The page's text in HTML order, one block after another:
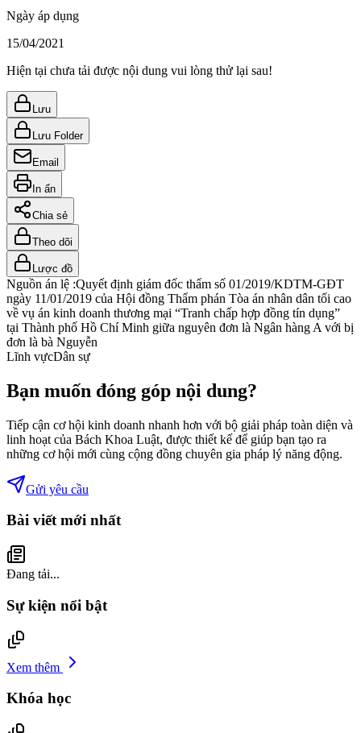
Ngày áp dụng
15/04/2021
Hiện tại chưa tải được nội dung vui lòng thử lại sau!
Lưu
Lưu Folder
Email
In ấn
Chia sẻ
Theo dõi
Lược đồ
Nguồn án lệ :Quyết định giám đốc thẩm số 01/2019/KDTM-GĐT
ngày 11/01/2019 của Hội đồng Thẩm phán Tòa án nhân dân tối cao
về vụ án kinh doanh thương mại “Tranh chấp hợp đồng tín dụng”
tại Thành phố Hồ Chí Minh giữa nguyên đơn là Ngân hàng A với bị
đơn là bà Nguyễn
Lĩnh vựcDân sự
Bạn muốn đóng góp nội dung?
Tiếp cận cơ hội kinh doanh nhanh hơn với bộ giải pháp toàn diện và
linh hoạt của Bách Khoa Luật, được thiết kế để giúp bạn tạo ra
những cơ hội mới cùng cộng đồng chuyên gia pháp lý năng động.
Gửi yêu cầu
Bài viết mới nhất
Đang tải...
Sự kiện nổi bật
Xem thêm
Khóa học